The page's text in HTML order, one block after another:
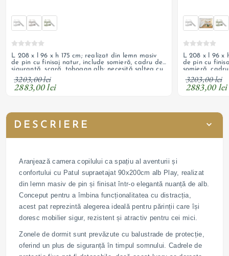
L 208 x l 96 x h 175 cm; realizat din lemn masiv
de pin cu finisaj natur, include somieră, cadru de
siguranță, scară, tobogan alb; necesită saltea cu
dimensiuni recomandate de 90 x 200 x 13 cm
3203,00 lei
2883,00 lei
L 208 x l 96 x
de pin cu
somieră,
necesită
x 200 x 13 cm
3203,00 lei
2883,00 lei
DESCRIERE
Aranjează camera copilului ca spațiu al aventurii și
confortului cu Patul supraetajat 90x200cm alb Play, realizat
din lemn masiv de pin și finisat într-o elegantă nuanță de alb.
Conceput pentru a îmbina funcționalitatea cu distracția,
acest pat reprezintă alegerea ideală pentru părinții care își
doresc mobilier sigur, rezistent și atractiv pentru cei mici.
Zonele de dormit sunt prevăzute cu balustrade de protecție,
oferind un plus de siguranță în timpul somnului. Cadrele de